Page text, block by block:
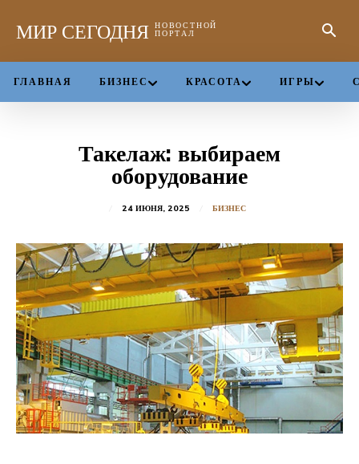
МИР СЕГОДНЯ НОВОСТНОЙ
ПОРТАЛ
ГЛАВНАЯ БИЗНЕС КРАСОТА ИГРЫ
Такелаж: выбираем
оборудование
24 ИЮНЯ, 2025 БИЗНЕС